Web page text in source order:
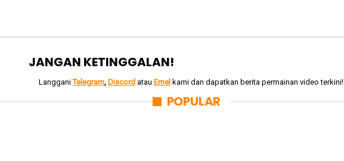
JANGAN KETINGGALAN!
LangganiTelegram, Discordatau Emel kami dan dapatkan berita permainan video terkini!
POPULAR